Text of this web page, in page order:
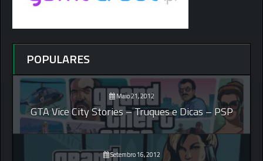
POPULARES
Maio 21, 2012
GTA Vice City Stories – Truques e Dicas – PSP
Setembro 16, 2012